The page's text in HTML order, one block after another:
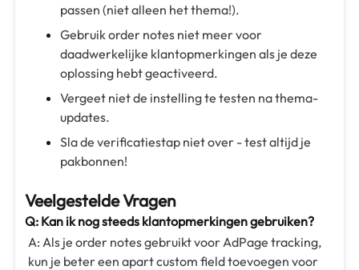
passen (niet alleen het thema!).
Gebruik order notes niet meer voor
daadwerkelijke klantopmerkingen als je deze
oplossing hebt geactiveerd.
Vergeet niet de instelling te testen na thema-
updates.
Sla de verificatiestap niet over - test altijd je
pakbonnen!
Veelgestelde Vragen
Q: Kan ik nog steeds klantopmerkingen gebruiken?
A: Als je order notes gebruikt voor AdPage tracking,
kun je beter een apart custom field toevoegen voor